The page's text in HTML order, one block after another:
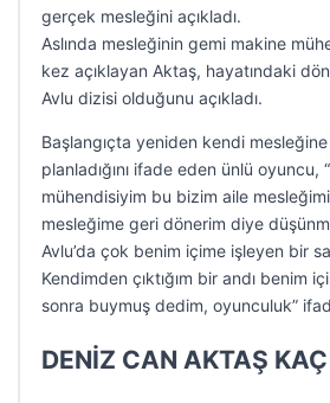
gerçek mesleğini açıkladı.
Aslında mesleğinin gemi makine
kez açıklayan Aktaş, hayatındaki
Avlu dizisi olduğunu açıkladı.
Başlangıçta yeniden kendi
planladığını ifade eden ünlü oyuncu,
mühendisiyim bu bizim aile
mesleğime geri dönerim diye
Avlu’da çok benim içime işleyen bir
Kendimden çıktığım bir andı benim
sonra buymuş dedim, oyunculuk”
DENİZ CAN AKTAŞ